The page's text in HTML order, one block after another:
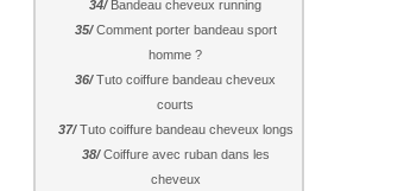
Bandeau cheveux running
Comment porter bandeau sport
homme ?
Tuto coiffure bandeau cheveux
courts
Tuto coiffure bandeau cheveux longs
Coiffure avec ruban dans les
cheveux